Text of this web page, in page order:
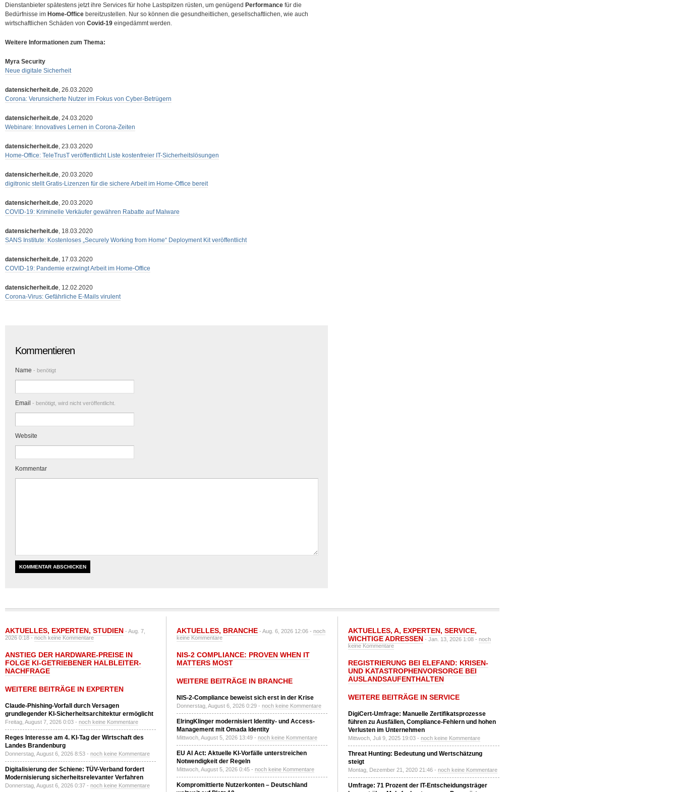
Dienstanbieter spätestens jetzt ihre Services für hohe Lastspitzen rüsten, um genügend Performance für die
Bedürfnisse im Home-Office bereitzustellen. Nur so können die gesundheitlichen, gesellschaftlichen, wie auch
wirtschaftlichen Schäden von Covid-19 eingedämmt werden.
Weitere Informationen zum Thema:
Myra Security
Neue digitale Sicherheit
datensicherheit.de, 26.03.2020
Corona: Verunsicherte Nutzer im Fokus von Cyber-Betrügern
datensicherheit.de, 24.03.2020
Webinare: Innovatives Lernen in Corona-Zeiten
datensicherheit.de, 23.03.2020
Home-Office: TeleTrusT veröffentlicht Liste kostenfreier IT-Sicherheitslösungen
datensicherheit.de, 20.03.2020
digitronic stellt Gratis-Lizenzen für die sichere Arbeit im Home-Office bereit
datensicherheit.de, 20.03.2020
COVID-19: Kriminelle Verkäufer gewähren Rabatte auf Malware
datensicherheit.de, 18.03.2020
SANS Institute: Kostenloses „Securely Working from Home“ Deployment Kit veröffentlicht
datensicherheit.de, 17.03.2020
COVID-19: Pandemie erzwingt Arbeit im Home-Office
datensicherheit.de, 12.02.2020
Corona-Virus: Gefährliche E-Mails virulent
Kommentieren
Name - benötigt
Email - benötigt, wird nicht veröffentlicht.
Website
Kommentar
AKTUELLES, EXPERTEN, STUDIEN - Aug. 7,
2026 0:18 -noch keine Kommentare
ANSTIEG DER HARDWARE-PREISE IN
FOLGE KI-GETRIEBENER HALBLEITER-
NACHFRAGE
WEITERE BEITRÄGE IN EXPERTEN
Claude-Phishing-Vorfall durch Versagen
grundlegender KI-Sicherheitsarchitektur ermöglicht
Freitag, August 7, 2026 0:03 - noch keine Kommentare
Reges Interesse am 4. KI-Tag der Wirtschaft des
Landes Brandenburg
Donnerstag, August 6, 2026 8:53 - noch keine Kommentare
Digitalisierung der Schiene: TÜV-Verband fordert
Modernisierung sicherheitsrelevanter Verfahren
Donnerstag, August 6, 2026 0:37 - noch keine Kommentare
AKTUELLES, BRANCHE - Aug. 6, 2026 12:06 - noch
keine Kommentare
NIS-2 COMPLIANCE: PROVEN WHEN IT
MATTERS MOST
WEITERE BEITRÄGE IN BRANCHE
NIS-2-Compliance beweist sich erst in der Krise
Donnerstag, August 6, 2026 0:29 - noch keine Kommentare
ElringKlinger modernisiert Identity- und Access-
Management mit Omada Identity
Mittwoch, August 5, 2026 13:49 - noch keine Kommentare
EU AI Act: Aktuelle KI-Vorfälle unterstreichen
Notwendigkeit der Regeln
Mittwoch, August 5, 2026 0:45 - noch keine Kommentare
Kompromittierte Nutzerkonten – Deutschland
AKTUELLES, A, EXPERTEN, SERVICE,
WICHTIGE ADRESSEN - Jan. 13, 2026 1:08 - noch
keine Kommentare
REGISTRIERUNG BEI ELEFAND: KRISEN-
UND KATASTROPHENVORSORGE BEI
AUSLANDSAUFENTHALTEN
WEITERE BEITRÄGE IN SERVICE
DigiCert-Umfrage: Manuelle Zertifikatsprozesse
führen zu Ausfällen, Compliance-Fehlern und hohen
Verlusten im Unternehmen
Mittwoch, Juli 9, 2025 19:03 - noch keine Kommentare
Threat Hunting: Bedeutung und Wertschätzung
steigt
Montag, Dezember 21, 2020 21:46 - noch keine Kommentare
Umfrage: 71 Prozent der IT-Entscheidungsträger